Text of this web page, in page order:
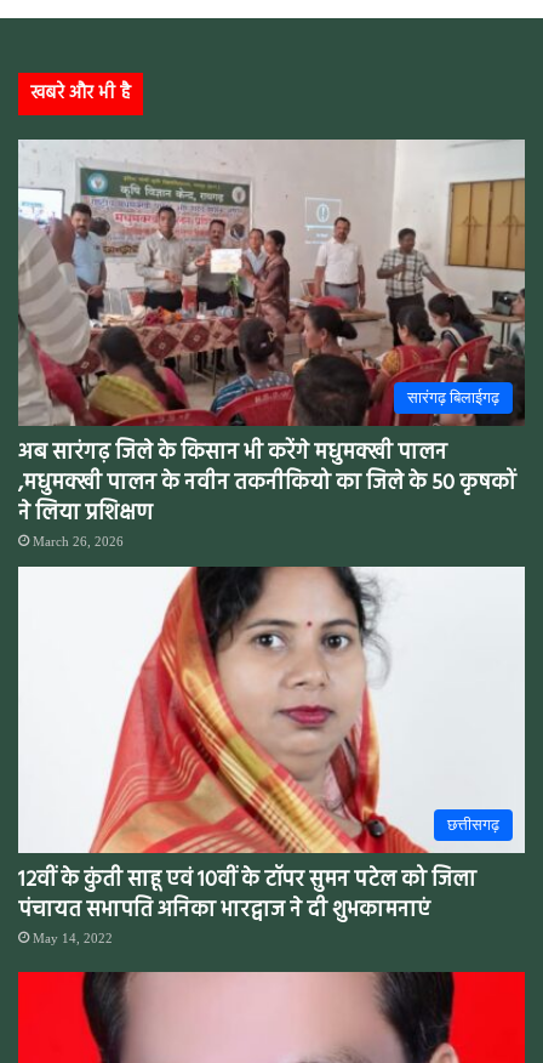
खबरे और भी है
सारंगढ़ बिलाईगढ़
अब सारंगढ़ जिले के किसान भी करेंगे मधुमक्खी पालन
,मधुमक्खी पालन के नवीन तकनीकियो का जिले के 50 कृषकों
ने लिया प्रशिक्षण
March 26, 2026
छत्तीसगढ़
12वीं के कुंती साहू एवं 10वीं के टॉपर सुमन पटेल को जिला
पंचायत सभापति अनिका भारद्वाज ने दी शुभकामनाएं
May 14, 2022